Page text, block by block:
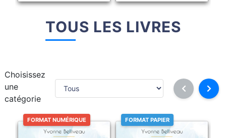
TOUS LES LIVRES
Choisissez
une
catégorie
FORMAT NUMÉRIQUE FORMAT PAPIER